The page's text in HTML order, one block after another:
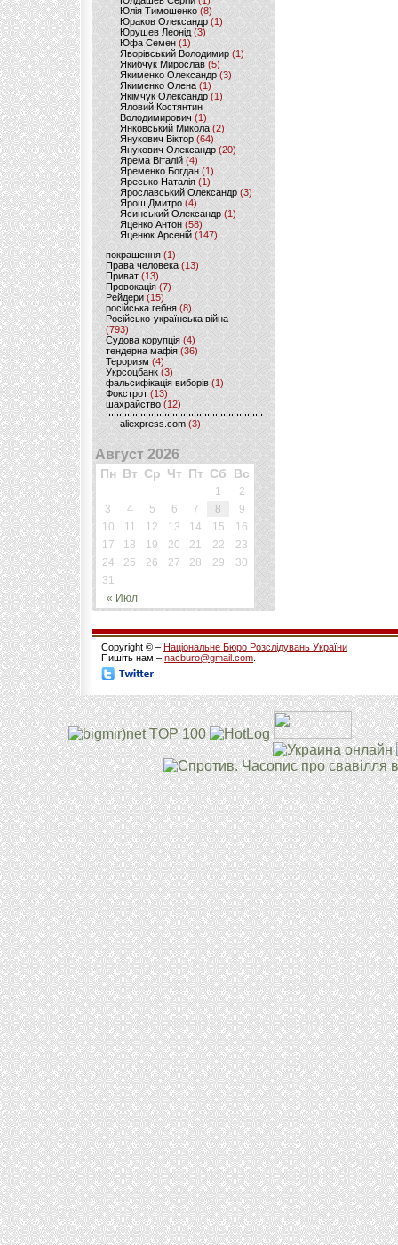
Юлія Тимошенко (8)
Юраков Олександр (1)
Юрушев Леонід (3)
Юфа Семен (1)
Яворівський Володимир (1)
Якибчук Мирослав (5)
Якименко Олександр (3)
Якименко Олена(1)
Якімчук Олександр (1)
Яловий Костянтин
Володимирович (1)
Янковський Микола(2)
Янукович Віктор (64)
Янукович Олександр(20)
Ярема Віталій(4)
Яременко Богдан(1)
Яресько Наталія(1)
Ярославський Олександр (3)
Ярош Дмитро (4)
Ясинський Олександр (1)
Яценко Антон(58)
Яценюк Арсеній (147)
покращення (1)
Права человека(13)
Приват (13)
Провокація (7)
Рейдери (15)
російська гебня (8)
Російсько-українська війна
(793)
Судова корупція (4)
тендерна мафія (36)
Тероризм (4)
Укрсоцбанк (3)
фальсифікація виборів (1)
Фокстрот(13)
шахрайство (12)
aliexpress.com (3)
Август 2026
Пн Вт Ср Чт Пт Сб Вс
« Июл
1
2
3
4 5 6 7 8
9
10
11 12 13 14 15
16
17
18 19 20 21 22
23
24
25 26 27 28 29
30
31
Copyright © – Національне Бюро Розслідувань України
Пишіть нам – nacburo@gmail.com